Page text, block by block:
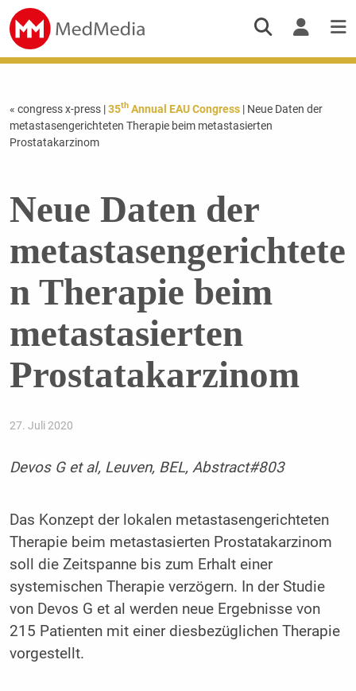
« congress x-press |35thAnnual EAU Congress| Neue Daten der
metastasengerichteten Therapie beim metastasierten
Prostatakarzinom
Neue Daten der
metastasengerichtete
n Therapie beim
metastasierten
Prostatakarzinom
27. Juli 2020
Devos G et al, Leuven, BEL, Abstract#803
Das Konzept der lokalen metastasengerichteten
Therapie beim metastasierten Prostatakarzinom
soll die Zeitspanne bis zum Erhalt einer
systemischen Therapie verzögern. In der Studie
von Devos G et al werden neue Ergebnisse von
215 Patienten mit einer diesbezüglichen Therapie
vorgestellt.